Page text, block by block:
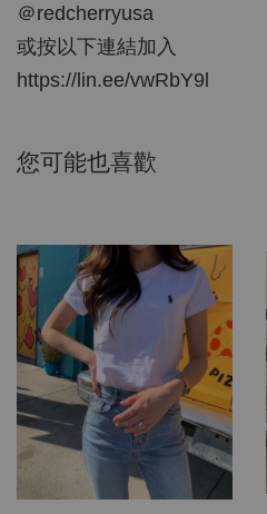
＠redcherryusa
或按以下連結加入
https://lin.ee/vwRbY9l
您可能也喜歡